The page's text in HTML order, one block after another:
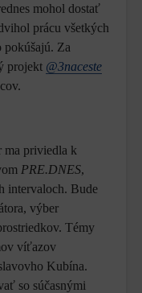
mohol dostať
prácu všetkých
pokúšajú. Za
projekt @3naceste
ma priviedla k
PRE.DNES,
intervaloch. Bude
výber
Témy
víťazov
Kubína.
so súčasnými